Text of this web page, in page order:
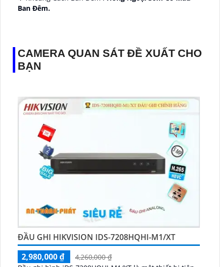
Ban Ðêm.
CAMERA QUAN SÁT ĐỀ XUẤT CHO
BẠN
ĐẦU GHI HIKVISION IDS-7208HQHI-M1/XT
2,980,000 ₫
4,260,000 ₫